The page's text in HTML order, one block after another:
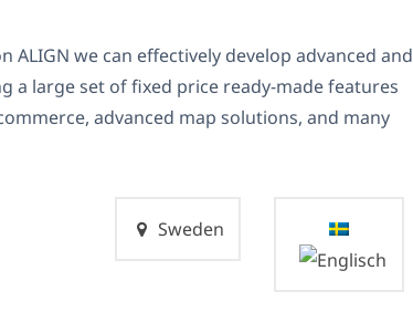
ALIGN we can effectively develop advanced and
a large set of fixed price ready-made features
advanced map solutions, and many
Sweden